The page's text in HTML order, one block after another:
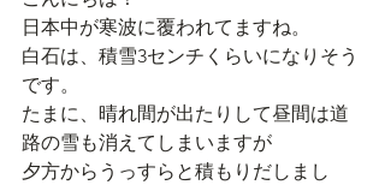
日本中が寒波に覆われてますね。
白石は、積雪3センチくらいになりそう
です。
たまに、晴れ間が出たりして昼間は道
路の雪も消えてしまいますが
夕方からうっすらと積もりだしまし